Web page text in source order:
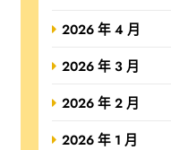
2026 年 4 月
2026 年 3 月
2026 年 2 月
2026 年 1 月